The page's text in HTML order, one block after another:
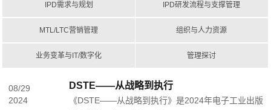
IPD需求与规划 IPD研发流程与支撑管理
MTL/LTC营销管理 组织与人力资源
业务变革与IT/数字化 管理探讨
08/29
2024
DSTE——从战略到执行
《DSTE——从战略到执行》是2024年电子工业出版